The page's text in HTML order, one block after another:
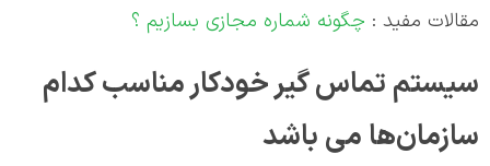
مقالات مفید : چگونه شماره مجازی بسازیم ؟
سیستم تماس گیر خودکار مناسب کدام
سازمان‌ها می باشد